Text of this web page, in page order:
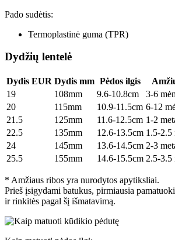
Pado sudėtis:
Termoplastinė guma (TPR)
Dydžių lentelė
Dydis EUR Dydis mm Pėdos ilgis
19
108mm 9.6-10.8cm
3-6 mėn
20
115mm 10.9-11.5cm 6-12
21.5
125mm 11.6-12.5cm 1-2
22.5
135mm 12.6-13.5cm 1.5-2.5
24
145mm 13.6-14.5cm 2-3
25.5
155mm 14.6-15.5cm 2.5-3.5
* Amžiaus ribos yra nurodytos apytiksliai.
Prieš įsigydami batukus, pirmiausia
ir rinkitės pagal šį išmatavimą.